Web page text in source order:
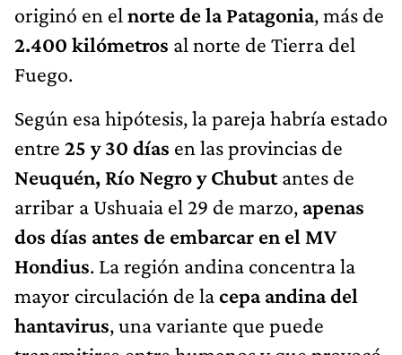
originó en el norte de la Patagonia, más de
2.400 kilómetros al norte de Tierra del
Fuego.
Según esa hipótesis, la pareja habría estado
entre 25 y 30 días en las provincias de
Neuquén, Río Negro y Chubutantes de
arribar a Ushuaia el 29 de marzo, apenas
dos días antes de embarcar en el MV
Hondius. La región andina concentra la
mayor circulación de lacepa andina del
hantavirus, una variante que puede